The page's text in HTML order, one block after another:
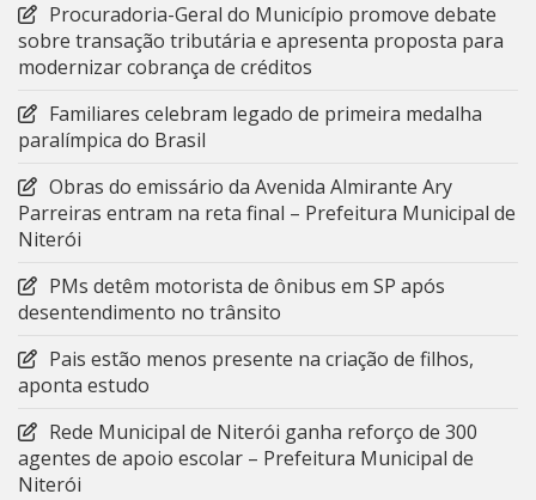
Procuradoria-Geral do Município promove debate
sobre transação tributária e apresenta proposta para
modernizar cobrança de créditos
Familiares celebram legado de primeira medalha
paralímpica do Brasil
Obras do emissário da Avenida Almirante Ary
Parreiras entram na reta final – Prefeitura Municipal de
Niterói
PMs detêm motorista de ônibus em SP após
desentendimento no trânsito
Pais estão menos presente na criação de filhos,
aponta estudo
Rede Municipal de Niterói ganha reforço de 300
agentes de apoio escolar – Prefeitura Municipal de
Niterói